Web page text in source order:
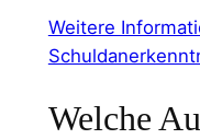
Weitere
Welche